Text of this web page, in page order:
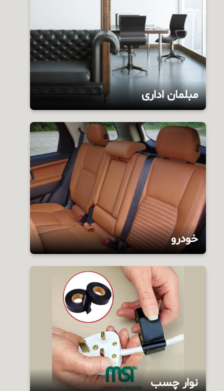
مبلمان اداری
یک شرکت هستند. دکوراسیون اداری باید به گونه
ای طراحی شود که بتواند نظر افراد را به خود جلب
کند که این طراحی بدون مبلمان اداری مناسب نمی
تواند تحقق یابد. یکی از موارد استفاده pvc در
تولید مبلمان اداری می باشد.
خودرو
نوار چسب